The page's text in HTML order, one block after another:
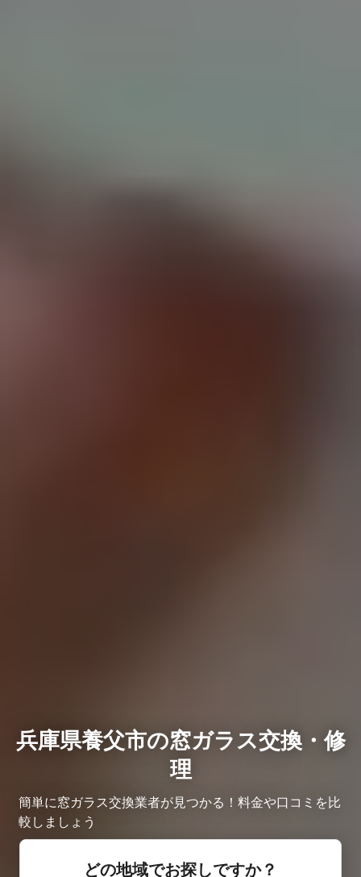
兵庫県養父市の窓ガラス交換・修
理
簡単に窓ガラス交換業者が見つかる！料金や口コミを比
較しましょう
どの地域でお探しですか？